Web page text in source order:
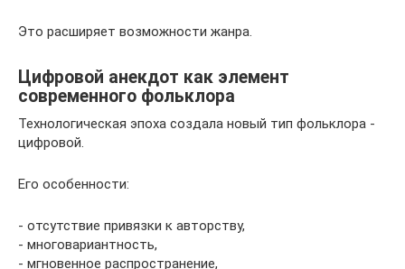
Это расширяет возможности жанра.
Цифровой анекдот как элемент
современного фольклора
Технологическая эпоха создала новый тип фольклора -
цифровой.
Его особенности:
- отсутствие привязки к авторству,
- многовариантность,
- мгновенное распространение,